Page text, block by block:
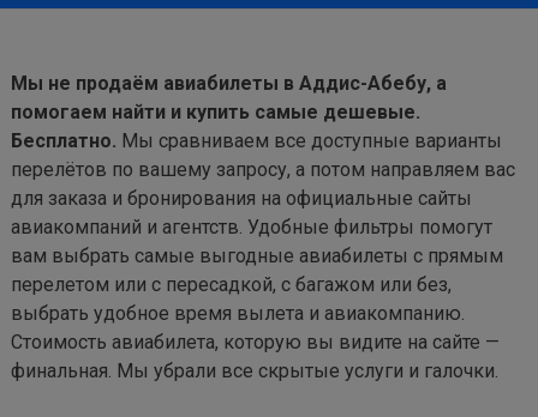
Мы не продаём авиабилеты в Аддис-Абебу, а
помогаем найти и купить самые дешевые.
Бесплатно. Мы сравниваем все доступные варианты
перелётов по вашему запросу, а потом направляем вас
для заказа и бронирования на официальные сайты
авиакомпаний и агентств. Удобные фильтры помогут
вам выбрать самые выгодные авиабилеты с прямым
перелетом или с пересадкой, с багажом или без,
выбрать удобное время вылета и авиакомпанию.
Стоимость авиабилета, которую вы видите на сайте —
финальная. Мы убрали все скрытые услуги и галочки.